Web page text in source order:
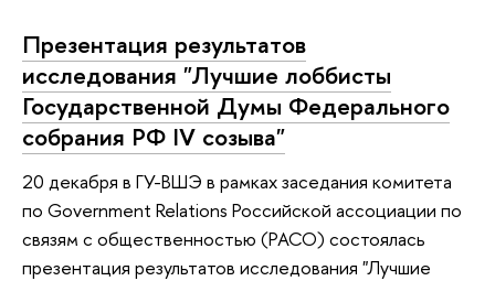
Презентация результатов
исследования "Лучшие лоббисты
Государственной Думы Федерального
собрания РФ IV созыва"
20 декабря в ГУ-ВШЭ в рамках заседания комитета
по Government Relations Российской ассоциации по
связям с общественностью (РАСО) состоялась
презентация результатов исследования "Лучшие